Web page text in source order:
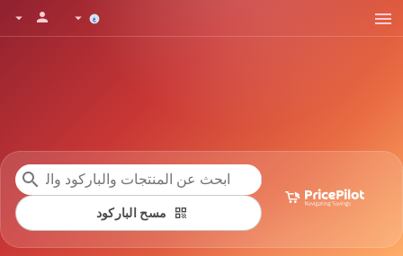
menu
arrow_drop_down
person
arrow_drop_down
search
qr_code مسح الباركود